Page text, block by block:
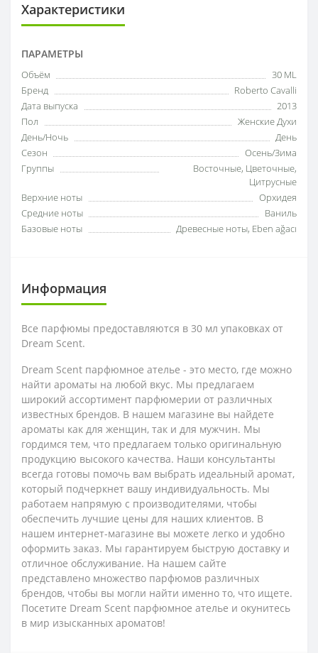
Характеристики
ПАРАМЕТРЫ
Объём
30 ML
Бренд
Roberto Cavalli
Дата выпуска
2013
Пол
Женские Духи
День/Ночь
День
Сезон
Осень/Зима
Группы
Восточные, Цветочные,
Цитрусные
Верхние ноты
Орхидея
Средние ноты
Ваниль
Базовые ноты
Древесные ноты, Eben ağacı
Информация
Все парфюмы предоставляются в 30 мл упаковках от
Dream Scent.
Dream Scent парфюмное ателье - это место, где можно
найти ароматы на любой вкус. Мы предлагаем
широкий ассортимент парфюмерии от различных
известных брендов. В нашем магазине вы найдете
ароматы как для женщин, так и для мужчин. Мы
гордимся тем, что предлагаем только оригинальную
продукцию высокого качества. Наши консультанты
всегда готовы помочь вам выбрать идеальный аромат,
который подчеркнет вашу индивидуальность. Мы
работаем напрямую с производителями, чтобы
обеспечить лучшие цены для наших клиентов. В
нашем интернет-магазине вы можете легко и удобно
оформить заказ. Мы гарантируем быструю доставку и
отличное обслуживание. На нашем сайте
представлено множество парфюмов различных
брендов, чтобы вы могли найти именно то, что ищете.
Посетите Dream Scent парфюмное ателье и окунитесь
в мир изысканных ароматов!